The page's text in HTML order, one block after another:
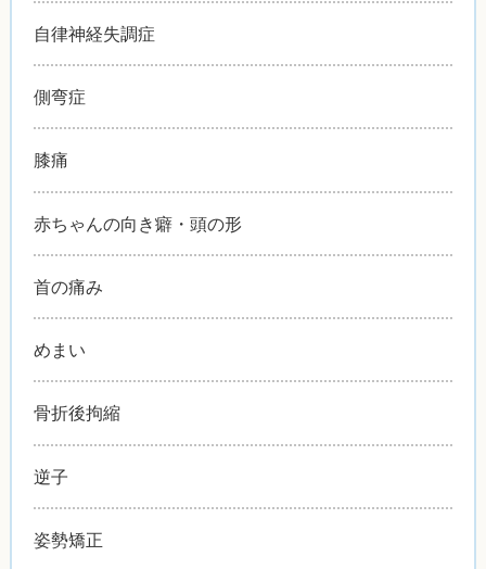
自律神経失調症
側弯症
膝痛
赤ちゃんの向き癖・頭の形
首の痛み
めまい
骨折後拘縮
逆子
姿勢矯正